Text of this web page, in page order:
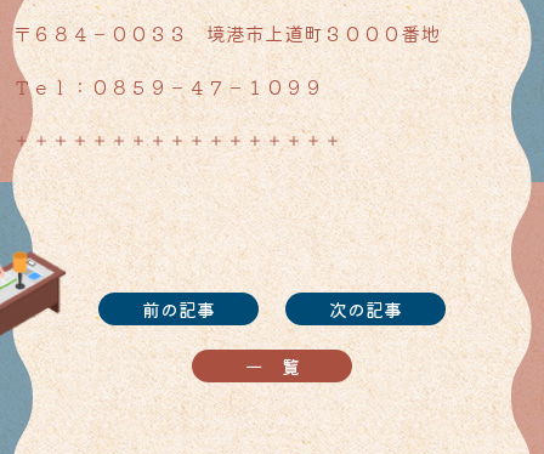
〒６８４－００３３ 境港市上道町３０００番地
Ｔｅｌ：０８５９－４７－１０９９
＋＋＋＋＋＋＋＋＋＋＋＋＋＋＋＋＋
前の記事
一覧
次の記事